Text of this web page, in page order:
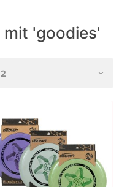
'goodies'